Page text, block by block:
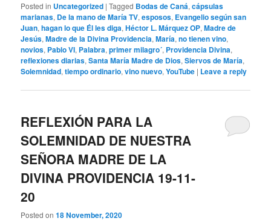
Posted in Uncategorized |Tagged Bodas de Caná,cápsulas
marianas, De la mano de María TV,esposos, Evangelio según san
Juan,hagan lo que Él les diga,Héctor L. Márquez OP,Madre de
Jesús,Madre de la Divina Providencia,María,no tienen vino,
novios, Pablo VI, Palabra,primer milagro´, Providencia Divina,
reflexiones diarias,Santa María Madre de Dios,Siervos de María,
Solemnidad,tiempo ordinario,vino nuevo,YouTube | Leave a reply
REFLEXIÓN PARA LA
SOLEMNIDAD DE NUESTRA
SEÑORA MADRE DE LA
DIVINA PROVIDENCIA 19-11-
20
Posted on18 November, 2020